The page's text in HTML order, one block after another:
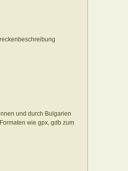
und durch Bulgarien
wie gpx, gdb zum